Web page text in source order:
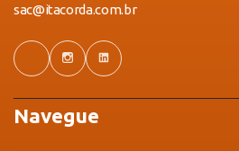
sac@itacorda.com.br
Navegue